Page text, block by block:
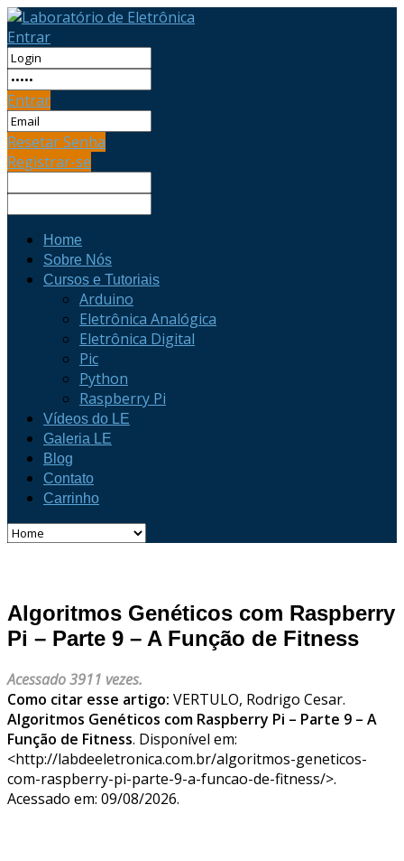
Entrar
Entrar
Resetar Senha
Registrar-se
Home
Sobre Nós
Cursos e Tutoriais
Arduino
Eletrônica Analógica
Eletrônica Digital
Pic
Python
Raspberry Pi
Vídeos do LE
Galeria LE
Blog
Contato
Carrinho
Algoritmos Genéticos com Raspberry
Pi – Parte 9 – A Função de Fitness
Acessado 3911 vezes.
Como citar esse artigo: VERTULO, Rodrigo Cesar.
Algoritmos Genéticos com Raspberry Pi – Parte 9 – A
Função de Fitness. Disponível em:
<http://labdeeletronica.com.br/algoritmos-geneticos-
com-raspberry-pi-parte-9-a-funcao-de-fitness/>.
Acessado em: 09/08/2026.